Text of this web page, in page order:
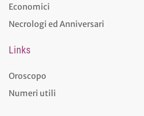
Economici
Necrologi ed Anniversari
Links
Oroscopo
Numeri utili